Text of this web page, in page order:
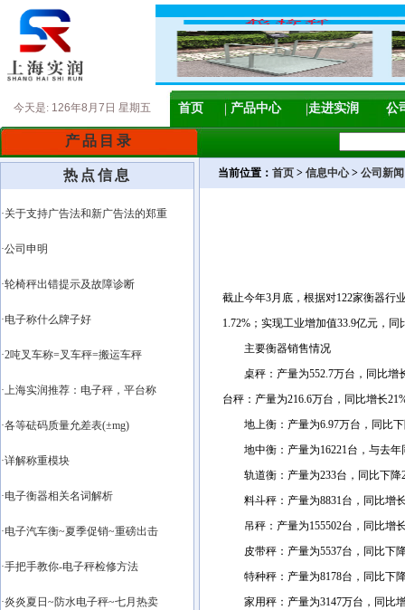
今天是: 126年8月7日 星期五 首页 产品中心 走进实润 公
产品目录
热点信息
·关于支持广告法和新广告法的郑重
·公司申明
·轮椅秤出错提示及故障诊断
·电子称什么牌子好
·2吨叉车称=叉车秤=搬运车秤
·上海实润推荐：电子秤，平台称
·各等砝码质量允差表(±mg)
·详解称重模块
·电子衡器相关名词解析
·电子汽车衡~夏季促销~重磅出击
·手把手教你-电子秤检修方法
·炎炎夏日~防水电子秤~七月热卖
当前位置： 首页 > 信息中心> 公司新闻
截止今年3月底，根据对122家衡器行
1.72%；实现工业增加值33.9亿元，同
主要衡器销售情况
桌秤：产量为552.7万台，同比增长
台秤：产量为216.6万台，同比增长
地上衡：产量为6.97万台，同比下
地中衡：产量为16221台，与去年同
轨道衡：产量为233台，同比下降
料斗秤：产量为8831台，同比增长
吊秤：产量为155502台，同比增长
皮带秤：产量为5537台，同比下降
特种秤：产量为8178台，同比下降
家用秤：产量为3147万台，同比增